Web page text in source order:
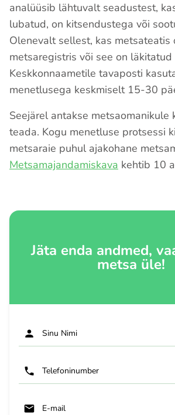
analüüsib lähtuvalt seadustest,
lubatud, on kitsendustega või
Olenevalt sellest, kas metsateatis
metsaregistris või see on läkitatud
Keskkonnaametile tavaposti
menetlusega keskmiselt 15-30
Seejärel antakse metsaomanikule
teada. Kogu menetluse protsessi
metsaraie puhul ajakohane
Metsamajandamiskava kehtib 10
Jäta enda andmed,
metsa üle!
Sinu Nimi
Telefoninumber
E-mail